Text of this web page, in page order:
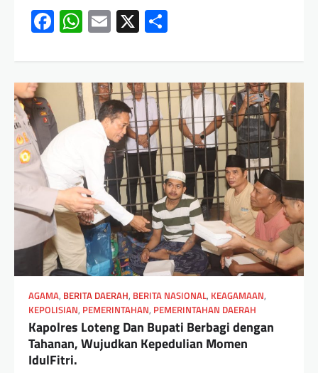
Facebook
WhatsApp
Email
X
AGAMA, BERITA DAERAH, BERITA NASIONAL, KEAGAMAAN,
KEPOLISIAN, PEMERINTAHAN, PEMERINTAHAN DAERAH
Kapolres Loteng Dan Bupati Berbagi dengan
Tahanan, Wujudkan Kepedulian Momen
IdulFitri.